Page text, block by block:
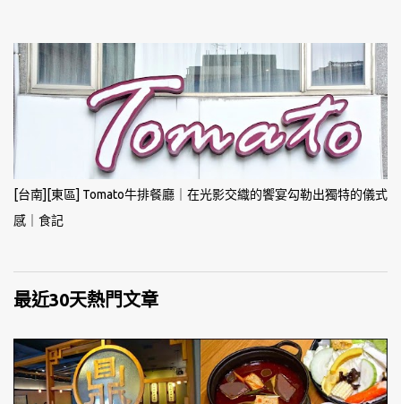
[台南][東區] Tomato牛排餐廳｜在光影交織的饗宴勾勒出獨特的儀式
感｜食記
最近30天熱門文章